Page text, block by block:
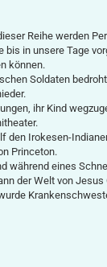
Reihe werden
bis in unsere Tage
können.
Soldaten
ihr Kind
den Irokesen-­
Princeton.
während eines
der Welt von Jesus